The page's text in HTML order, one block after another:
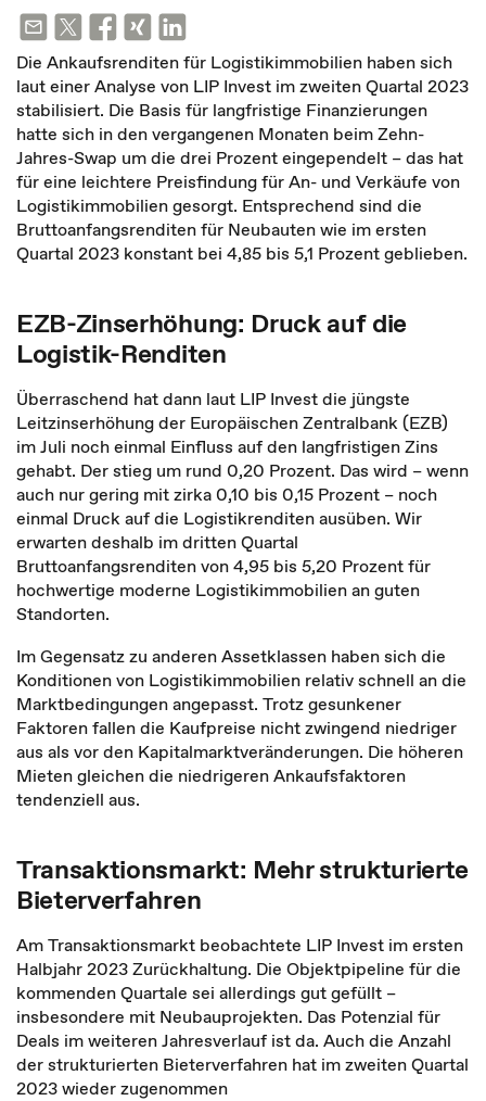
Die Ankaufsrenditen für Logistikimmobilien haben sich
laut einer Analyse von LIP Invest im zweiten Quartal 2023
stabilisiert. Die Basis für langfristige Finanzierungen
hatte sich in den vergangenen Monaten beim Zehn-
Jahres-Swap um die drei Prozent eingependelt – das hat
für eine leichtere Preisfindung für An- und Verkäufe von
Logistikimmobilien gesorgt. Entsprechend sind die
Bruttoanfangsrenditen für Neubauten wie im ersten
Quartal 2023 konstant bei 4,85 bis 5,1 Prozent geblieben.
EZB-Zinserhöhung: Druck auf die
Logistik-Renditen
Überraschend hat dann laut LIP Invest die jüngste
Leitzinserhöhung der Europäischen Zentralbank (EZB)
im Juli noch einmal Einfluss auf den langfristigen Zins
gehabt. Der stieg um rund 0,20 Prozent. Das wird – wenn
auch nur gering mit zirka 0,10 bis 0,15 Prozent – noch
einmal Druck auf die Logistikrenditen ausüben. Wir
erwarten deshalb im dritten Quartal
Bruttoanfangsrenditen von 4,95 bis 5,20 Prozent für
hochwertige moderne Logistikimmobilien an guten
Standorten.
Im Gegensatz zu anderen Assetklassen haben sich die
Konditionen von Logistikimmobilien relativ schnell an die
Marktbedingungen angepasst. Trotz gesunkener
Faktoren fallen die Kaufpreise nicht zwingend niedriger
aus als vor den Kapitalmarktveränderungen. Die höheren
Mieten gleichen die niedrigeren Ankaufsfaktoren
tendenziell aus.
Transaktionsmarkt: Mehr strukturierte
Bieterverfahren
Am Transaktionsmarkt beobachtete LIP Invest im ersten
Halbjahr 2023 Zurückhaltung. Die Objektpipeline für die
kommenden Quartale sei allerdings gut gefüllt –
insbesondere mit Neubauprojekten. Das Potenzial für
Deals im weiteren Jahresverlauf ist da. Auch die Anzahl
der strukturierten Bieterverfahren hat im zweiten Quartal
2023 wieder zugenommen